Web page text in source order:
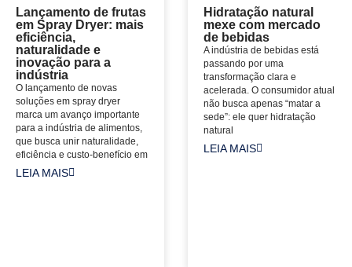
Lançamento de frutas
em Spray Dryer: mais
eficiência,
naturalidade e
inovação para a
indústria
O lançamento de novas
soluções em spray dryer
marca um avanço importante
para a indústria de alimentos,
que busca unir naturalidade,
eficiência e custo-benefício em
LEIA MAIS
Hidratação natural
mexe com mercado
de bebidas
A indústria de bebidas está
passando por uma
transformação clara e
acelerada. O consumidor atual
não busca apenas “matar a
sede”: ele quer hidratação
natural
LEIA MAIS